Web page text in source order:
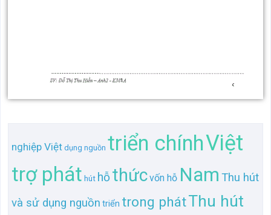
nghiệp Việt dụng nguồn triển chínhViệt
trợ phát hút hỗthứcvốn hỗ Nam Thu hút
và sử dụng nguồn triển trong phátThu hút